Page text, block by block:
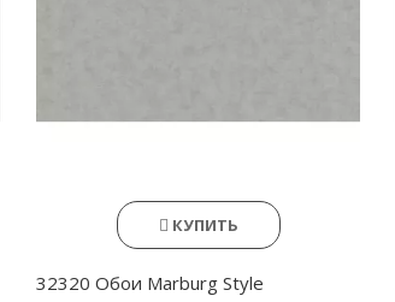
КУПИТЬ
32320 Обои Marburg Style